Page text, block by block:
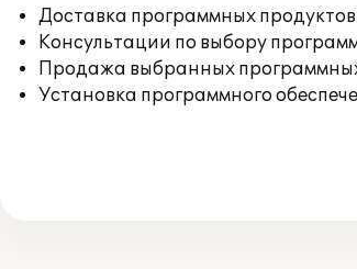
Доставка программных
Консультации по выбору
Продажа выбранных
Установка программного